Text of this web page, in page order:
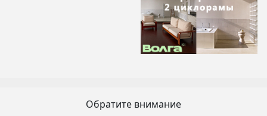
Обратите внимание